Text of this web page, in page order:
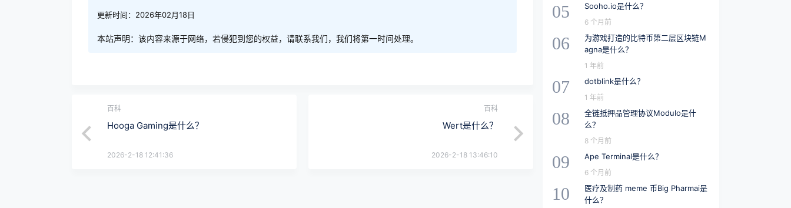
更新时间：2026年02月18日
本站声明：该内容来源于网络，若侵犯到您的权益，请联系我们，我们将第一时间处理。
百科
Hooga Gaming是什么？
2026-2-18 12:41:36
百科
Wert是什么？
2026-2-18 13:46:10
05 Sooho.io是什么？
6 个月前
06
为游戏打造的比特币第二层区块链M
agna是什么？
1 年前
07 dotblink是什么？
1 年前
08
全链抵押品管理协议Modulo是什
么？
8 个月前
09 Ape Terminal是什么？
6 个月前
10
医疗及制药 meme 币Big Pharmai是
什么？